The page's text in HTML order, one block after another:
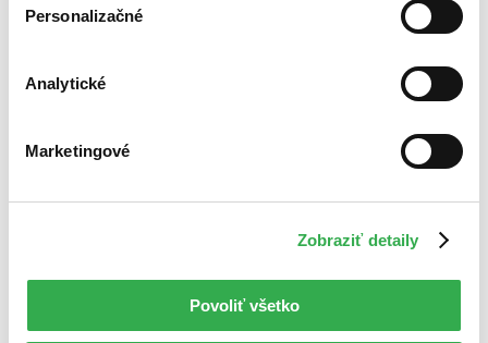
Personalizačné
Analytické
Marketingové
Zobraziť detaily
Povoliť všetko